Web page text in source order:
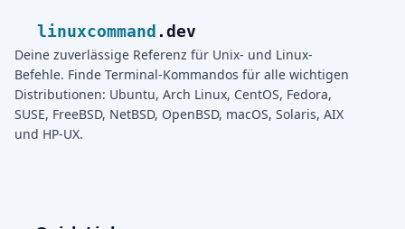
linuxcommand .dev
Deine zuverlässige Referenz für Unix- und Linux-
Befehle. Finde Terminal-Kommandos für alle wichtigen
Distributionen: Ubuntu, Arch Linux, CentOS, Fedora,
SUSE, FreeBSD, NetBSD, OpenBSD, macOS, Solaris, AIX
und HP-UX.